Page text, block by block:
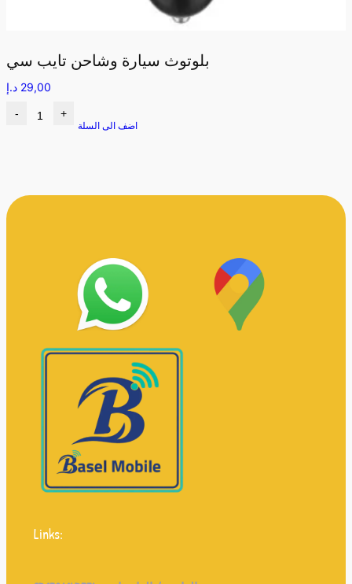
بلوتوث سيارة وشاحن تايب سي
29,00 د.إ
- +
اضف الى السلة
Links: